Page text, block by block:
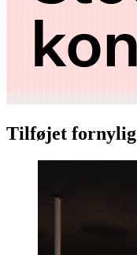
Tilføjet fornylig